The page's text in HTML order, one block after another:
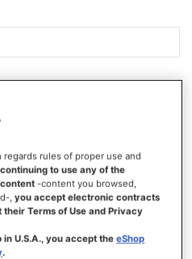
regards rules of proper use and
to use any of the
-content you browsed,
,you accept electronic contracts
Terms of Use and Privacy
in U.S.A., you accept theeShop
.